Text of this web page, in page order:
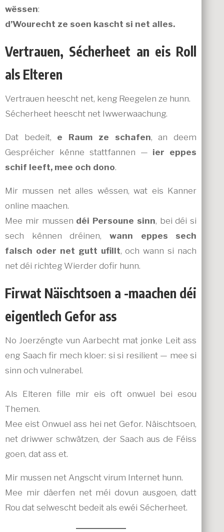
wëssen:
d’Wourecht ze soen kascht si net alles.
Vertrauen, Sécherheet an eis Roll
als Elteren
Vertrauen heescht net, keng Reegelen ze hunn.
Sécherheet heescht net Iwwerwaachung.
Dat bedeit, e Raum ze schafen, an deem
Gespréicher kënne stattfannen — ier eppes
schif leeft, mee och dono.
Mir mussen net alles wëssen, wat eis Kanner
online maachen.
Mee mir mussen déi Persoune sinn, bei déi si
sech kënnen dréinen, wann eppes sech
falsch oder net gutt ufillt, och wann si nach
net déi richteg Wierder dofir hunn.
Firwat Näischtsoen a -maachen déi
eigentlech Gefor ass
No Joerzéngte vun Aarbecht mat jonke Leit ass
eng Saach fir mech kloer: si si resilient — mee si
sinn och vulnerabel.
Als Elteren fille mir eis oft onwuel bei esou
Themen.
Mee eist Onwuel ass hei net Gefor. Näischtsoen,
net driwwer schwätzen, der Saach aus de Féiss
goen, dat ass et.
Mir mussen net Angscht virum Internet hunn.
Mee mir däerfen net méi dovun ausgoen, datt
Rou dat selwescht bedeit als ewéi Sécherheet.